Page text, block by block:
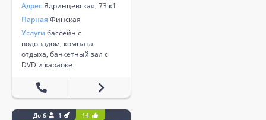
АдресЯдринцевская, 73 к1
Парная Финская
Услуги бассейн с
водопадом, комната
отдыха, банкетный зал с
DVD и караоке
До 6 1 14